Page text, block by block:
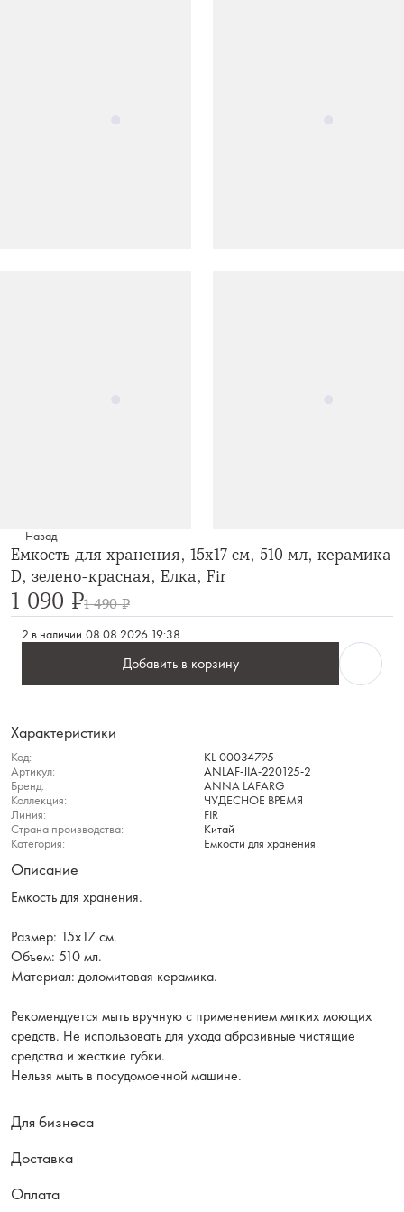
Назад
Емкость для хранения, 15x17 см, 510 мл, керамика
D, зелено-красная, Елка, Fir
1 090 ₽1 490 ₽
2 в наличии 08.08.2026 19:38
Добавить в корзину
Характеристики
Код:
KL-00034795
Артикул:
ANLAF-JIA-220125-2
Бренд:
ANNA LAFARG
Коллекция:
ЧУДЕСНОЕ ВРЕМЯ
Линия:
FIR
Страна производства:
Китай
Категория:
Емкости для хранения
Описание
Емкость для хранения.
Размер: 15x17 см.
Объем: 510 мл.
Материал: доломитовая керамика.
Рекомендуется мыть вручную с применением мягких моющих
средств. Не использовать для ухода абразивные чистящие
средства и жесткие губки.
Нельзя мыть в посудомоечной машине.
Для бизнеса
Доставка
Оплата